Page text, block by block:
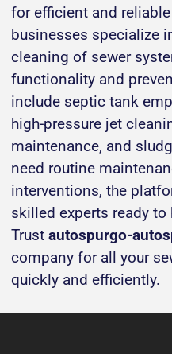
for efficient and
businesses specialize
cleaning of sewer
functionality and
include septic tank
high-pressure jet
maintenance, and
need routine
interventions, the
skilled experts ready
Trust autospurgo-
company for all your
quickly and efficiently.